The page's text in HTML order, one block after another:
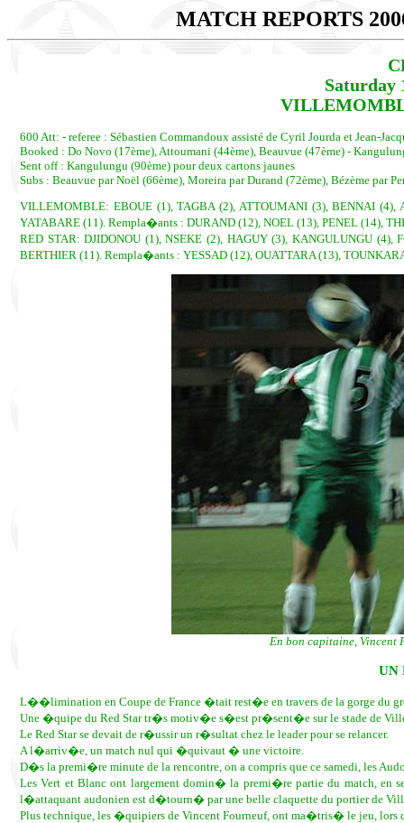
MATCH REPORTS
Saturday
600 Att: - referee : Sébastien Commandoux assisté de Cyril Jourda et Jean-
Booked : Do Novo (17ème), Attoumani (44ème), Beauvue (47ème) -
Sent off : Kangulungu (90ème) pour deux cartons jaunes
Subs : Beauvue par Noël (66ème), Moreira par Durand (72ème), Bézème par
VILLEMOMBLE: EBOUE (1), TAGBA (2), ATTOUMANI (3), BENNAI
YATABARE (11). Rempla�ants : DURAND (12), NOEL (13), PENEL (14),
RED STAR: DJIDONOU (1), NSEKE (2), HAGUY (3), KANGULUNGU
BERTHIER (11). Rempla�ants : YESSAD (12), OUATTARA (13),
En bon capitaine, Vincent
UN
L��limination en Coupe de France �tait rest�e en travers de la gorge du
Une �quipe du Red Star tr�s motiv�e s�est pr�sent�e sur le stade de
Le Red Star se devait de r�ussir un r�sultat chez le leader pour se relancer.
A l�arriv�e, un match nul qui �quivaut � une victoire.
D�s la premi�re minute de la rencontre, on a compris que ce samedi, les
Les Vert et Blanc ont largement domin� la premi�re partie du match, en
l�attaquant audonien est d�tourn� par une belle claquette du portier de
Plus technique, les �quipiers de Vincent Fourneuf, ont ma�tris� le jeu, lors